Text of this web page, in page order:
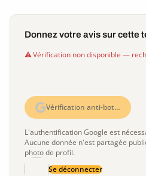
Donnez votre avis sur cette
Vérification non disponible —
Vérification anti-bot…
L'authentification Google est
Aucune donnée n'est partagée
photo de profil.
Se déconnecter